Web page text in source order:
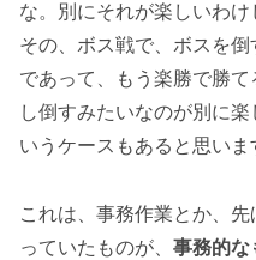
な。別にそれが楽しいわ
その、ボス戦で、ボスを
であって、もう楽勝で勝
し倒すみたいなのが別に
いうケースもあると思いま
これは、事務作業とか、
っていたものが、 事務的な